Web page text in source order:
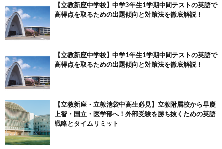
【立教新座中学校】中学3年生1学期中間テストの英語で
高得点を取るための出題傾向と対策法を徹底解説！
【立教新座中学校】中学1年生1学期中間テストの英語で
高得点を取るための出題傾向と対策法を徹底解説！
【立教新座・立教池袋中高生必見】立教附属校から早慶
上智・国立・医学部へ！外部受験を勝ち抜くための英語
戦略とタイムリミット